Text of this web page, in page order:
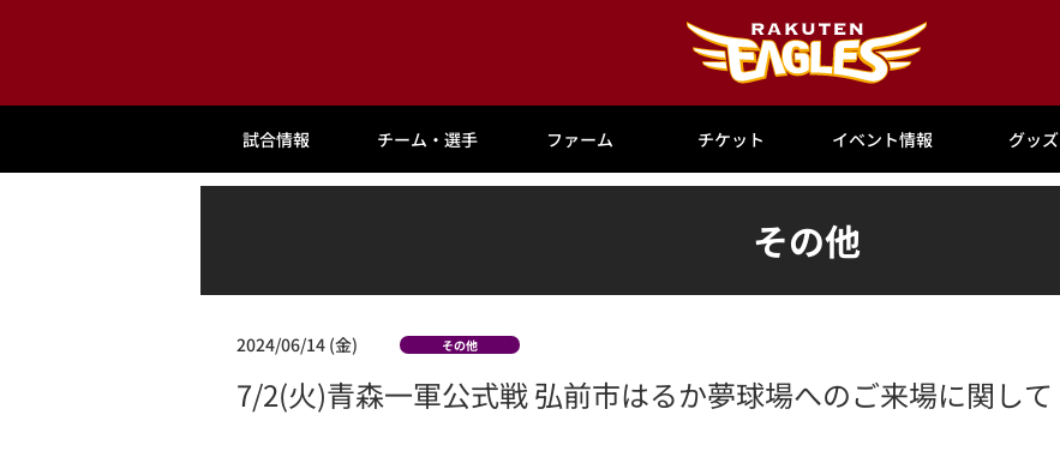
試合情報 チーム・選手 ファーム チケット イベント情報 グッズ
その他
2024/06/14 (金) その他
7/2(火)青森一軍公式戦 弘前市はるか夢球場へのご来場に関して